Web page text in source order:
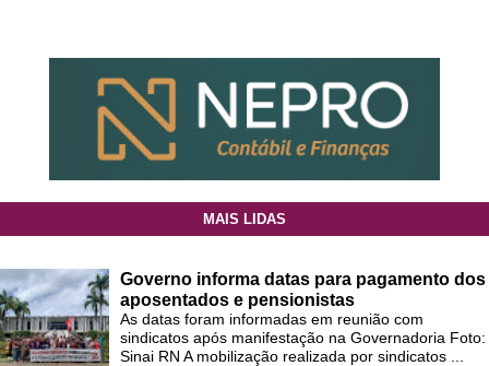
MAIS LIDAS
Governo informa datas para pagamento dos
aposentados e pensionistas
As datas foram informadas em reunião com
sindicatos após manifestação na Governadoria Foto:
Sinai RN A mobilização realizada por sindicatos ...